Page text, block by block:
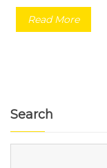
Read More
Search